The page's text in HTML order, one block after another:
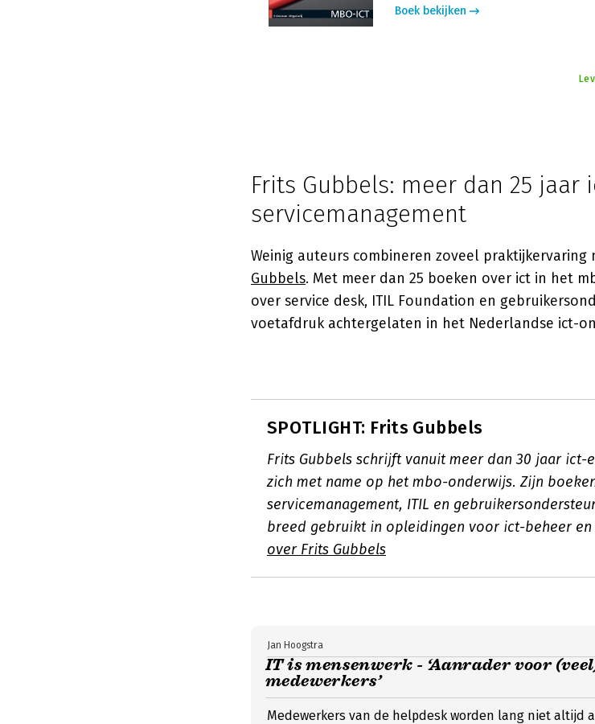
Boek bekijken
Frits Gubbels: meer dan 25 jaar
servicemanagement
Weinig auteurs combineren zoveel praktijkervaring
Gubbels. Met meer dan 25 boeken over ict in het
over service desk, ITIL Foundation en
voetafdruk achtergelaten in het Nederlandse ict-
SPOTLIGHT: Frits Gubbels
Frits Gubbels schrijft vanuit meer dan 30 jaar ict-
zich met name op het mbo-onderwijs. Zijn
servicemanagement, ITIL en
breed gebruikt in opleidingen voor ict-beheer en
over Frits Gubbels
IT is mensenwerk - ‘Aanrader voor
medewerkers’
Jan Hoogstra
Medewerkers van de helpdesk worden lang niet altijd